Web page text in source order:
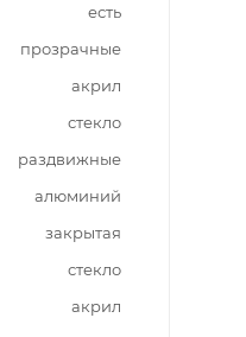
есть
прозрачные
акрил
стекло
раздвижные
алюминий
закрытая
стекло
акрил